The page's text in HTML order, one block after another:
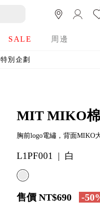
SALE 周邊
特別企劃
MIT MIKO
胸前logo電繡，背面MIKO
L1PF001 | 白
售價 NT$690 -